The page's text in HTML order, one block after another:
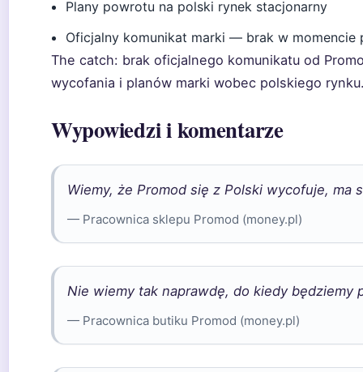
Plany powrotu na polski rynek stacjonarny
Oficjalny komunikat marki — brak w momencie
The catch: brak oficjalnego komunikatu od
wycofania i planów marki wobec polskiego
Wypowiedzi i komentarze
Wiemy, że Promod się z Polski wycofuje, ma
— Pracownica sklepu Promod (money.pl)
Nie wiemy tak naprawdę, do kiedy będziemy
— Pracownica butiku Promod (money.pl)